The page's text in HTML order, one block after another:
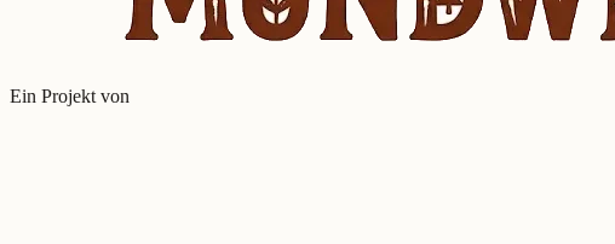
Ein Projekt von